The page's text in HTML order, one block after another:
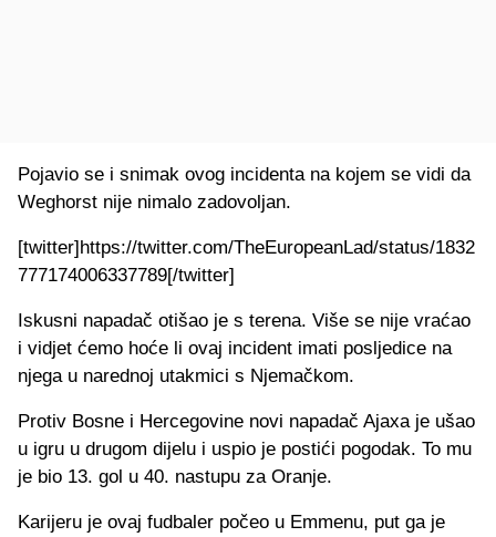
Pojavio se i snimak ovog incidenta na kojem se vidi da
Weghorst nije nimalo zadovoljan.
[twitter]https://twitter.com/TheEuropeanLad/status/1832
777174006337789[/twitter]
Iskusni napadač otišao je s terena. Više se nije vraćao
i vidjet ćemo hoće li ovaj incident imati posljedice na
njega u narednoj utakmici s Njemačkom.
Protiv Bosne i Hercegovine novi napadač Ajaxa je ušao
u igru u drugom dijelu i uspio je postići pogodak. To mu
je bio 13. gol u 40. nastupu za Oranje.
Karijeru je ovaj fudbaler počeo u Emmenu, put ga je